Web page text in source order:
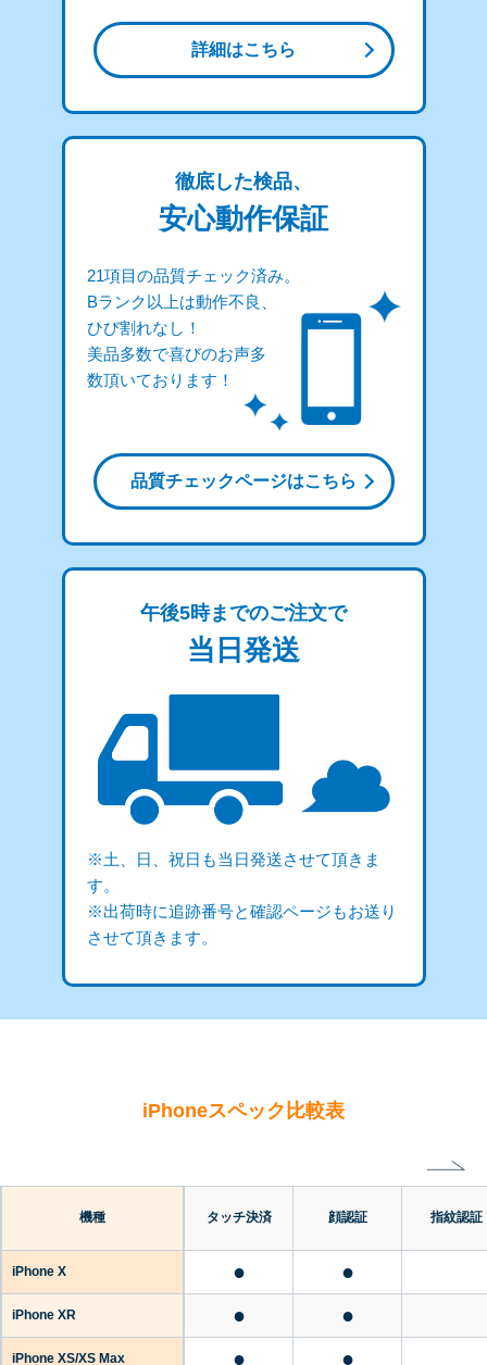
詳細はこちら
徹底した検品、
安心動作保証
21項目の品質チェック済み。
Bランク以上は動作不良、
ひび割れなし！
美品多数で喜びのお声多
数頂いております！
品質チェックページはこちら
午後5時までのご注文で
当日発送
※土、日、祝日も当日発送させて頂きま
す。
※出荷時に追跡番号と確認ページもお送り
させて頂きます。
iPhoneスペック比較表
機種 タッチ決済 顔認証 指紋認証
iPhone X ● ●
iPhone XR ● ●
iPhone XS/XS Max ● ●